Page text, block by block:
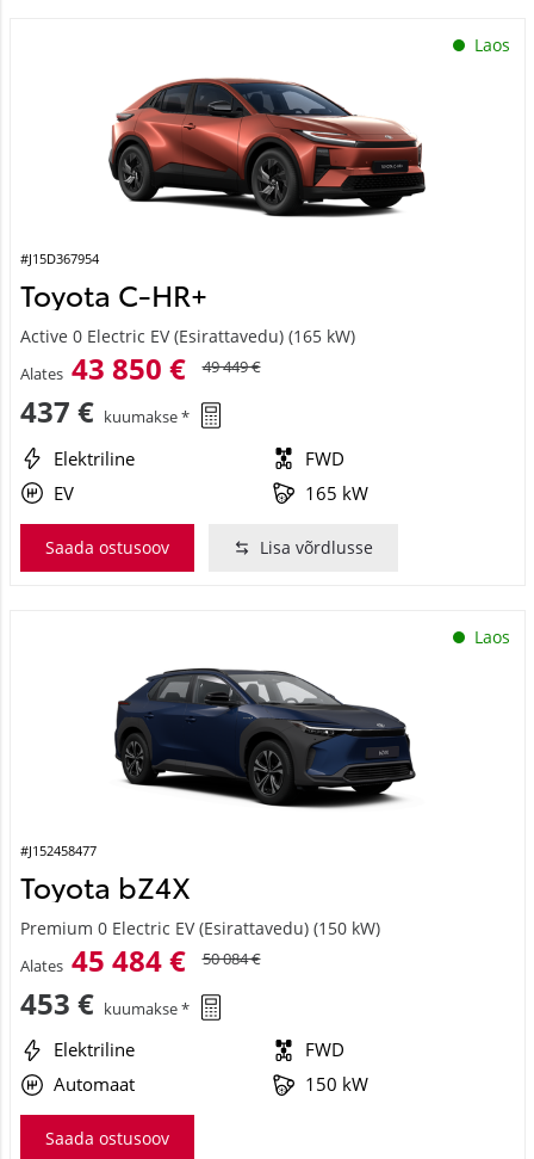
Laos
#J15D367954
Toyota C-HR+
Active 0 Electric EV (Esirattavedu) (165 kW)
Alates 43 850 € 49 449 €
437 € kuumakse *
Elektriline
FWD
EV
165 kW
Saada ostusoov Lisa võrdlusse
Laos
#J152458477
Toyota bZ4X
Premium 0 Electric EV (Esirattavedu) (150 kW)
Alates 45 484 € 50 084 €
453 € kuumakse *
Elektriline
FWD
Automaat
150 kW
Saada ostusoov